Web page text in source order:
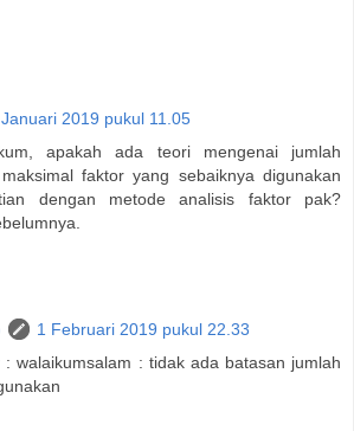
2019 pukul 11.05
apakah ada teori mengenai jumlah
faktor yang sebaiknya digunakan
dengan metode analisis faktor pak?
1 Februari 2019 pukul 22.33
: walaikumsalam : tidak ada batasan jumlah